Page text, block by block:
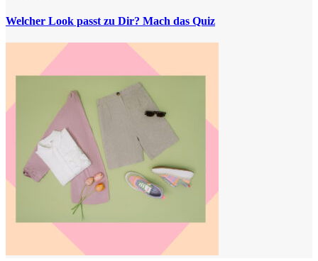
Welcher Look passt zu Dir? Mach das Quiz